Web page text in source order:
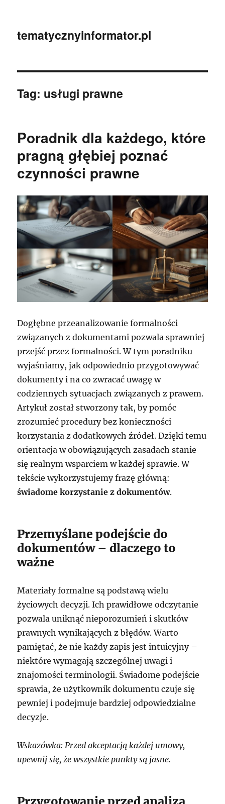
tematycznyinformator.pl
Tag: usługi prawne
Poradnik dla każdego, które
pragną głębiej poznać
czynności prawne
Dogłębne przeanalizowanie formalności
związanych z dokumentami pozwala sprawniej
przejść przez formalności. W tym poradniku
wyjaśniamy, jak odpowiednio przygotowywać
dokumenty i na co zwracać uwagę w
codziennych sytuacjach związanych z prawem.
Artykuł został stworzony tak, by pomóc
zrozumieć procedury bez konieczności
korzystania z dodatkowych źródeł. Dzięki temu
orientacja w obowiązujących zasadach stanie
się realnym wsparciem w każdej sprawie. W
tekście wykorzystujemy frazę główną:
świadome korzystanie z dokumentów.
Przemyślane podejście do
dokumentów – dlaczego to
ważne
Materiały formalne są podstawą wielu
życiowych decyzji. Ich prawidłowe odczytanie
pozwala uniknąć nieporozumień i skutków
prawnych wynikających z błędów. Warto
pamiętać, że nie każdy zapis jest intuicyjny –
niektóre wymagają szczególnej uwagi i
znajomości terminologii. Świadome podejście
sprawia, że użytkownik dokumentu czuje się
pewniej i podejmuje bardziej odpowiedzialne
decyzje.
Wskazówka: Przed akceptacją każdej umowy,
upewnij się, że wszystkie punkty są jasne.